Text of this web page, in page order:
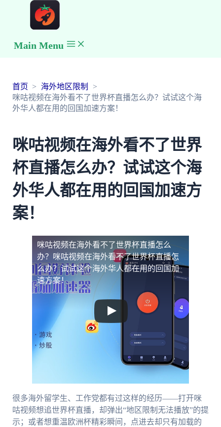
Main Menu
首页
海外地区限制
咪咕视频在海外看不了世界杯直播怎么办？试试这个海
外华人都在用的回国加速方案！
咪咕视频在海外看不了世界
杯直播怎么办？试试这个海
外华人都在用的回国加速方
案！
咪咕视频在海外看不了世界杯直播怎么
办？ 咪咕视频在海外看不了世界杯直播怎
么办？试试这个海外华人都在用的回国加
速方案！
很多海外留学生、工作党都有过这样的经历——打开咪
咕视频想追世界杯直播，却弹出“地区限制无法播放”的提
示；或者想重温欧洲杯精彩瞬间，点进去却只有加载的